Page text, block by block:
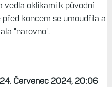
vedla oklikami k původní
před koncem se umoudřila a
"narovno".
Červenec 2024, 20:06